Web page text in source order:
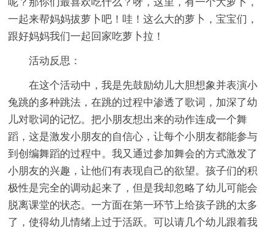
呢？那你们最喜欢吃什么？呀，这里，有一个大萝卜，
一起来帮妈妈拔萝卜吧！哇！这么大的萝卜，宝宝们，
跟好妈妈我们一起回家吃萝卜拉！
活动反思：
在这个活动中，我是先鼓励幼儿大胆想象并表演小
兔跳的多种跳法，在跳的过程中渗透了歌词，加深了幼
儿对歌词的记忆。把小朋友想出来的动作连成一个舞
蹈，这是激发小朋友的自信心，让每个小朋友都能参与
到创编舞蹈的过程中。我又通过参加舞会的方式激发了
小朋友的兴趣，让他们有表现自己的欲望。孩子们的积
极性是完全的调动起来了，但是我却忽略了幼儿可能会
脱离课堂的状态。一方面在第一环节上给孩子跳的太多
了，使得幼儿情绪上过于活跃。可以请几个幼儿跟着我